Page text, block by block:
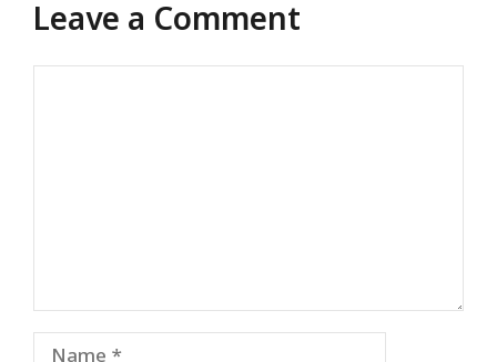
Leave a Comment
Name